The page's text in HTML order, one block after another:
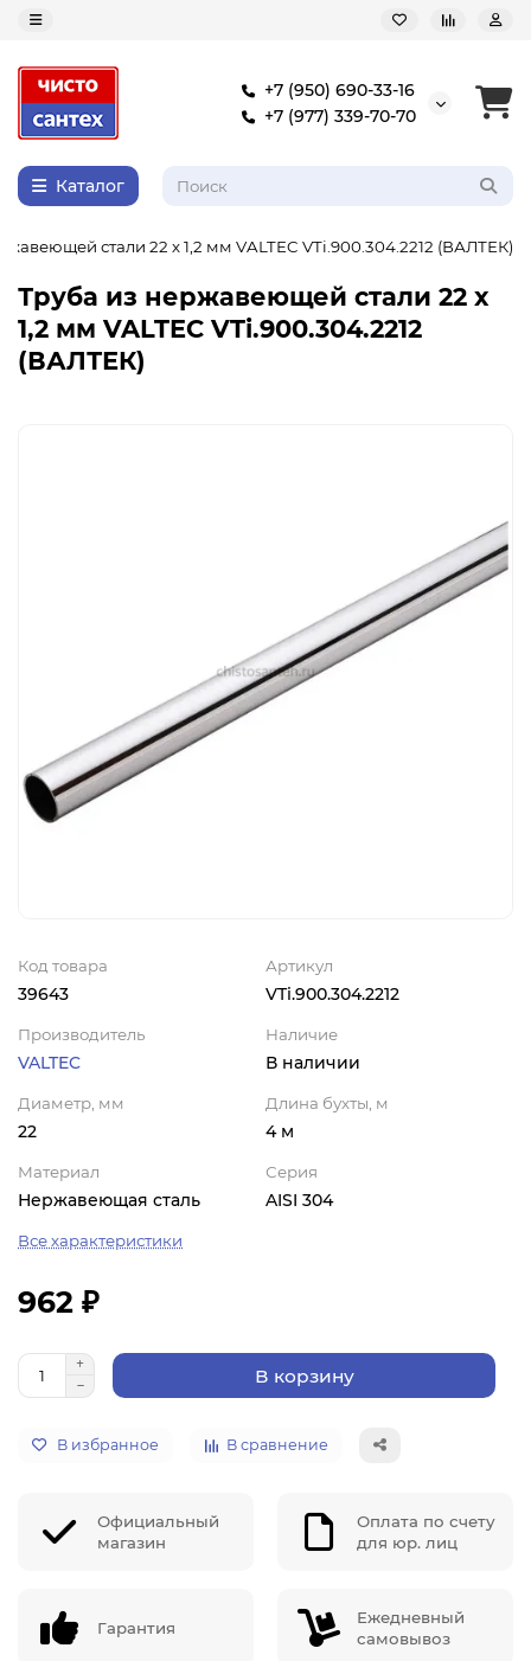
+7 (950) 690-33-16
+7 (977) 339-70-70
Каталог
стали 22 х 1,2 мм VALTEC VTi.900.304.2212 (ВАЛТЕК)
Труба из нержавеющей стали 22 х
1,2 мм VALTEC VTi.900.304.2212
(ВАЛТЕК)
Код товара
39643
Артикул
VTi.900.304.2212
Производитель
VALTEC
Наличие
В наличии
Диаметр, мм
22
Длина бухты, м
4 м
Материал
Нержавеющая сталь
Серия
AISI 304
Все характеристики
962 ₽
В корзину
В избранное В сравнение
Официальный
магазин
Оплата по счету
для юр. лиц
Гарантия
Ежедневный
самовывоз